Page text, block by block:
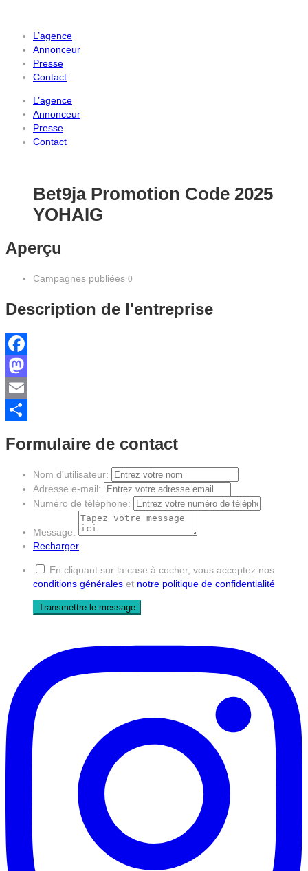
L’agence
Annonceur
Presse
Contact
L’agence
Annonceur
Presse
Contact
Bet9ja Promotion Code 2025
YOHAIG
Aperçu
Campagnes publiées 0
Description de l'entreprise
Facebook
Mastodon
Email
Formulaire de contact
Nom d'utilisateur:
Adresse e-mail:
Numéro de téléphone:
Message:
Recharger
En cliquant sur la case à cocher, vous acceptez nos
conditions générales et notre politique de confidentialité